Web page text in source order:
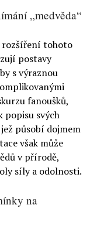
„medvěda“
rozšíření tohoto
postavy
s výraznou
fanoušků,
svých
působí dojmem
však může
v přírodě,
síly a odolnosti.
na